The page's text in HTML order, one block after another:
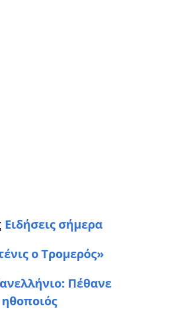
Ειδήσεις σήμερα
ο Τρομερός»
Πέθανε